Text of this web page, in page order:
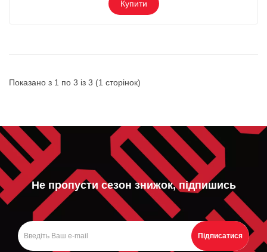
Купити
Показано з 1 по 3 із 3 (1 сторінок)
Не пропусти сезон знижок, підпишись
Підписатися